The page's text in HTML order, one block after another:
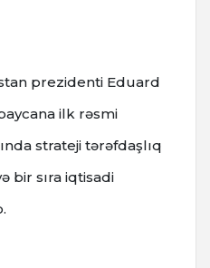
prezidenti Eduard
ilk rəsmi
strateji tərəfdaşlıq
bir sıra iqtisadi